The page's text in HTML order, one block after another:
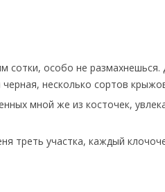
сотки, особо не
несколько сортов
мной же из косточек,
треть участка, каждый